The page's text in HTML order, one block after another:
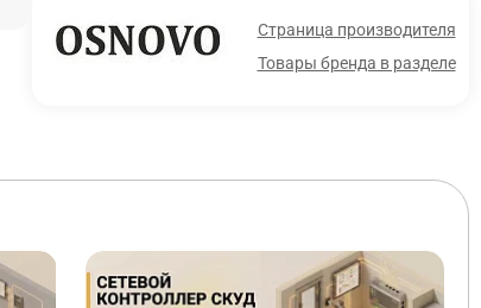
Страница производителя
Товары бренда в разделе